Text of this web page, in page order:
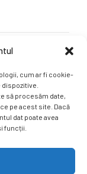
cum ar fi cookie-
să procesăm date,
pe acest site. Dacă
dat poate avea
funcții.